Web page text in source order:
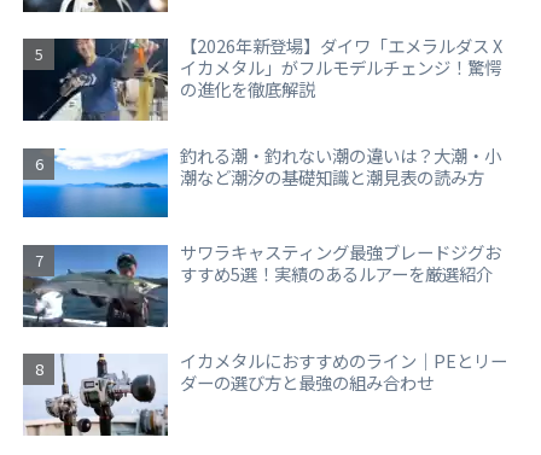
【2026年新登場】ダイワ「エメラルダス X
イカメタル」がフルモデルチェンジ！驚愕
の進化を徹底解説
釣れる潮・釣れない潮の違いは？大潮・小
潮など潮汐の基礎知識と潮見表の読み方
サワラキャスティング最強ブレードジグお
すすめ5選！実績のあるルアーを厳選紹介
イカメタルにおすすめのライン｜PEとリー
ダーの選び方と最強の組み合わせ